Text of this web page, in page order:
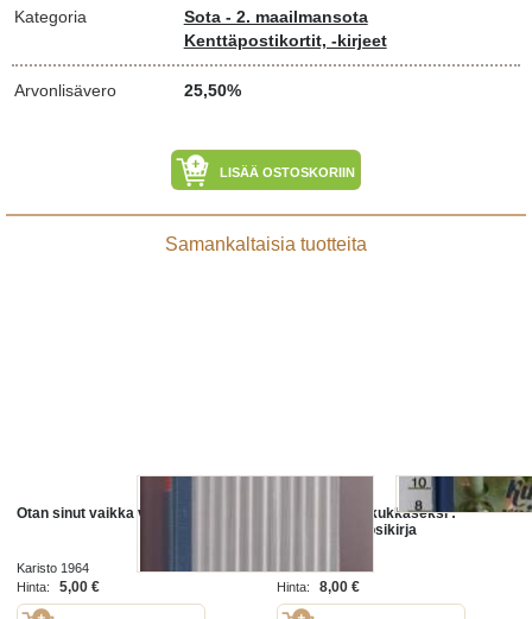
Kategoria
Sota - 2. maailmansota
Kenttäpostikortit, -kirjeet
Arvonlisävero 25,50%
LISÄÄ OSTOSKORIIN
Samankaltaisia tuotteita
Otan sinut vaikka väkisin
Karisto 1964
Hinta:
5,00 €
Kutsu vaikka kukkaseksi :
nimitiedon vuosikirja
Hinta:
8,00 €